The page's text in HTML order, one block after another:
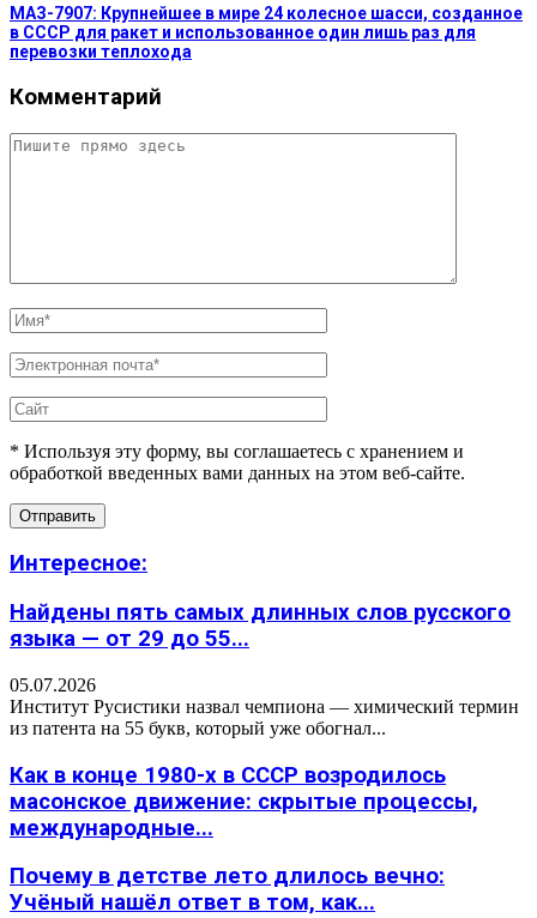
МАЗ-7907: Крупнейшее в мире 24 колесное шасси, созданное
в СССР для ракет и использованное один лишь раз для
перевозки теплохода
Комментарий
* Используя эту форму, вы соглашаетесь с хранением и
обработкой введенных вами данных на этом веб-сайте.
Интересное:
Найдены пять самых длинных слов русского
языка — от 29 до 55...
05.07.2026
Институт Русистики назвал чемпиона — химический термин
из патента на 55 букв, который уже обогнал...
Как в конце 1980-х в СССР возродилось
масонское движение: скрытые процессы,
международные...
Почему в детстве лето длилось вечно:
Учёный нашёл ответ в том, как...